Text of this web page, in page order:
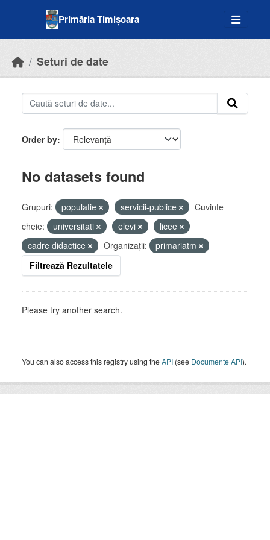
Primăria Timișoara
Seturi de date
Order by
No datasets found
Grupuri: populatie servicii-publice
Cuvinte
cheie:
universitati elevi
licee
cadre didactice
Organizații:
primariatm
Filtrează Rezultatele
Please try another search.
You can also access this registry using theAPI (see Documente API).